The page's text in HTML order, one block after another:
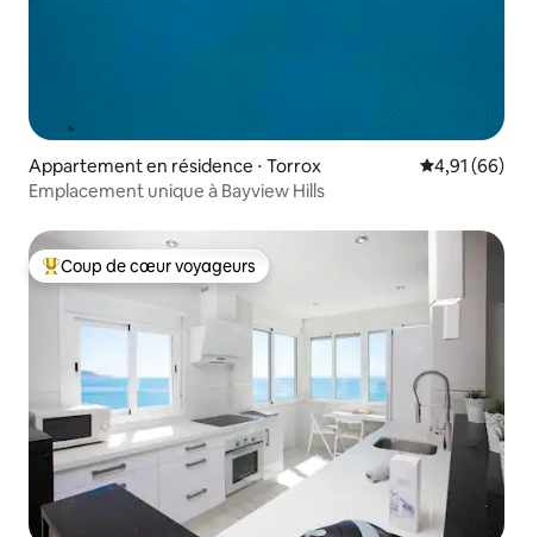
Appartement en résidence ⋅ Torrox Évaluation
4,91 (66)
Emplacement unique à Bayview Hills
Coups de cœur voyageurs les plus appréciés
Coup de cœur voyageurs